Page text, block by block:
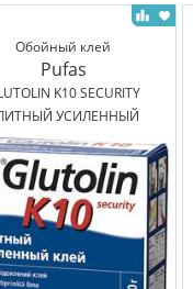
Обойный клей
Pufas
K10 SECURITY
УСИЛЕННЫЙ